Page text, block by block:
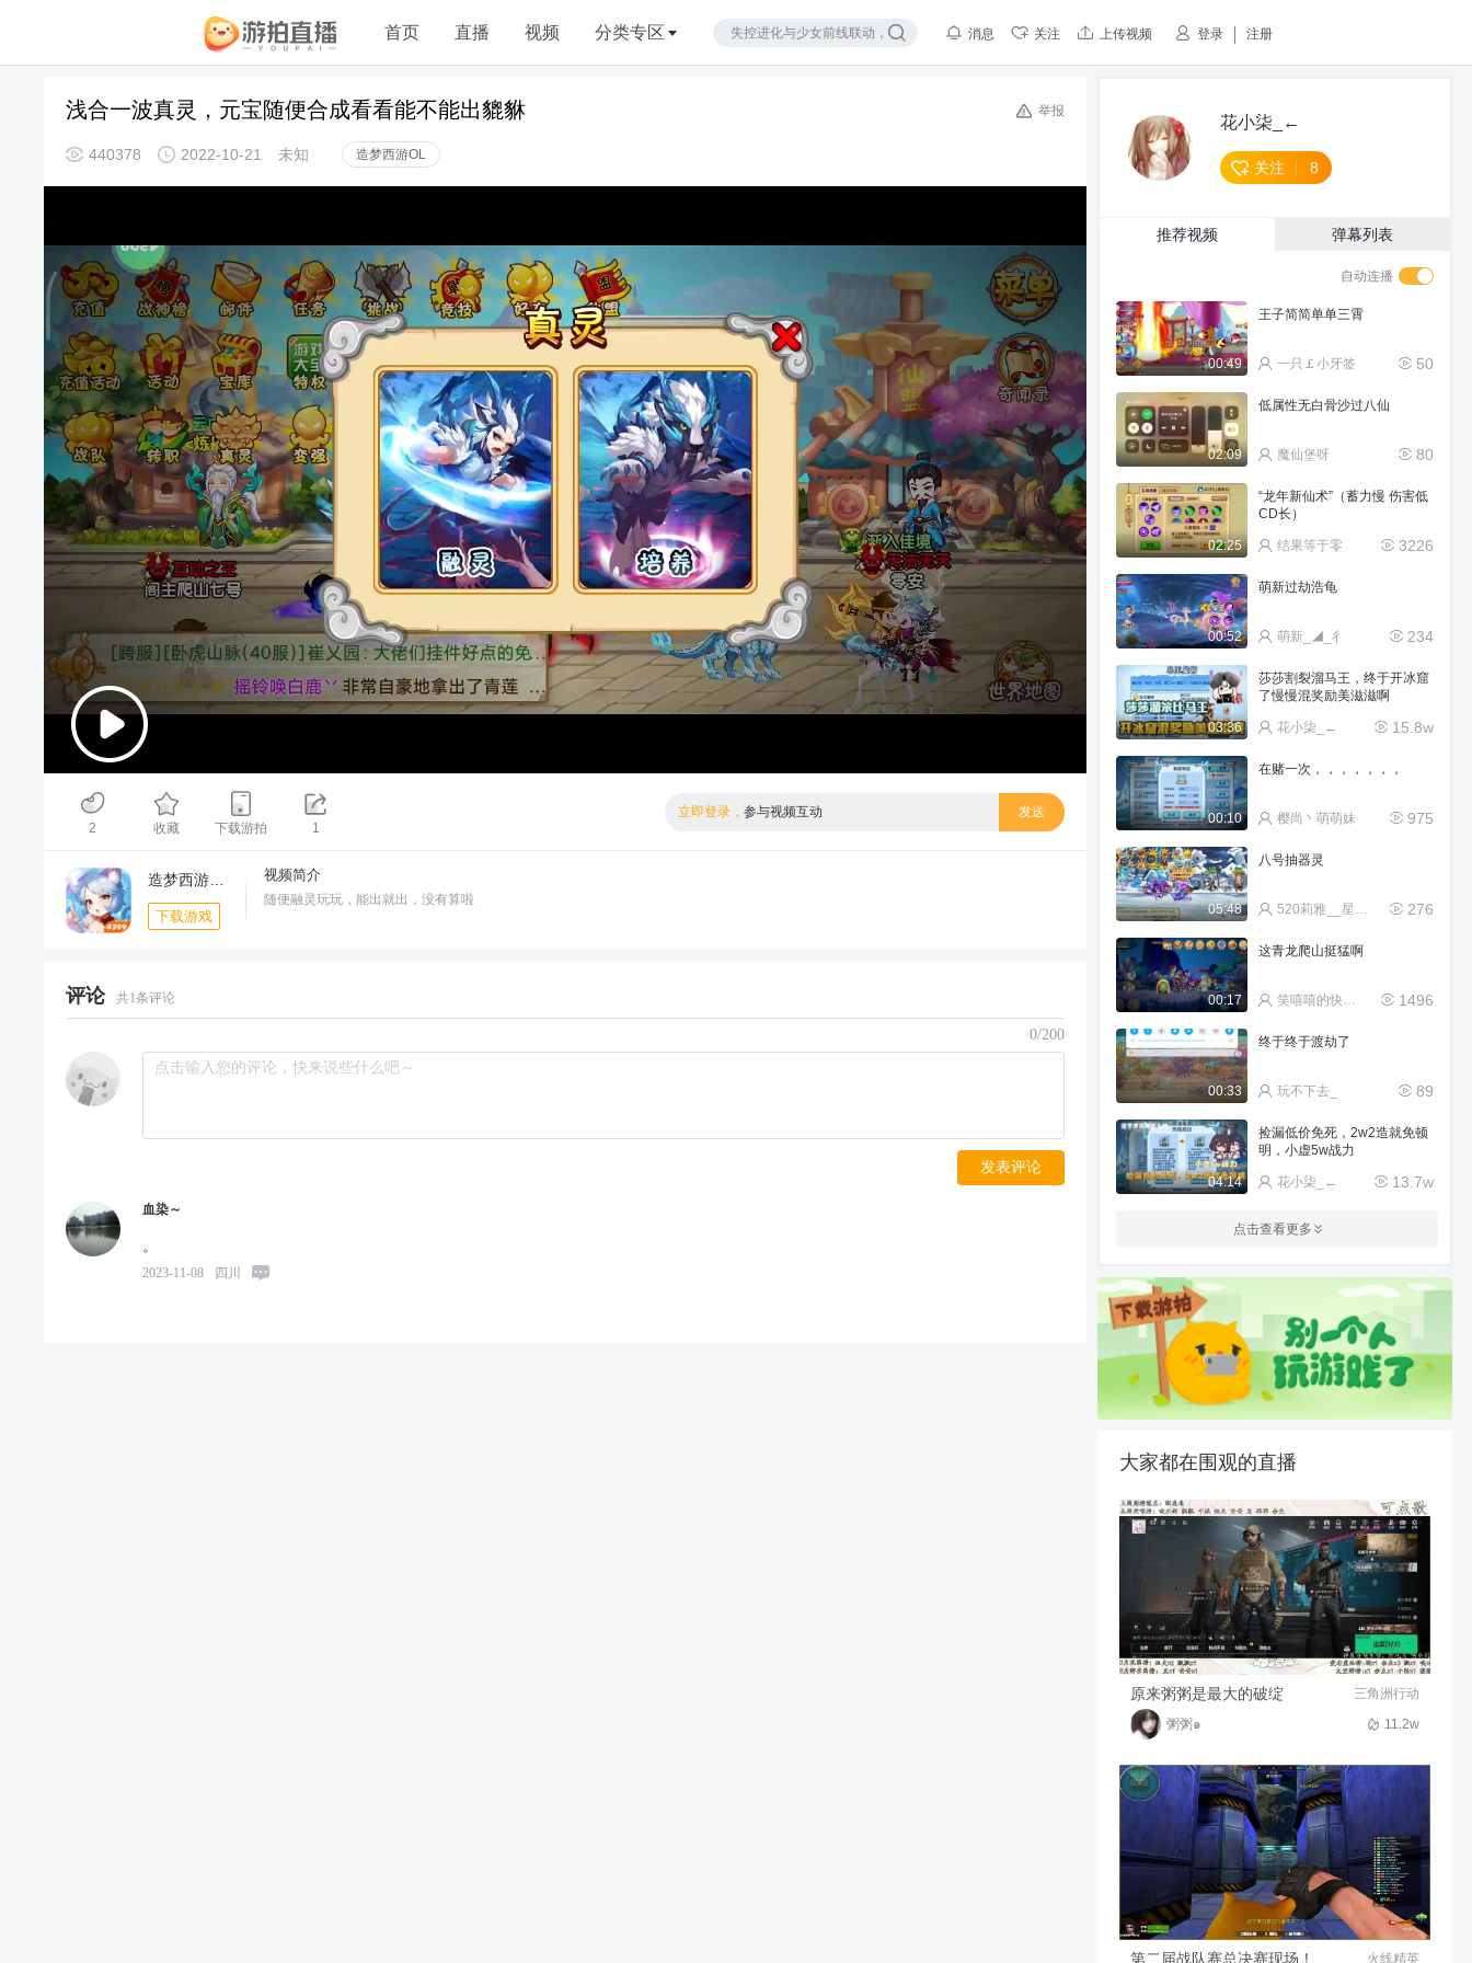
首页 直播 视频 分类专区 登录 注册
消息 关注 上传视频
浅合一波真灵，元宝随便合成看看能不能出貔貅 举报
440378 2022-10-21 未知 造梦西游OL
00:00/03:27 高清
倍数
2
收藏 下载游拍 1
立即登录，参与视频互动 发送
下载游戏
视频简介
随便融灵玩玩，能出就出，没有算啦
评论 共1条评论
0/200
发表评论
血染～
。
2023-11-08 四川
花小柒_←
关注 8
推荐视频 弹幕列表
自动连播
00:49
王子简简单单三霄
50
一只￡小牙签
02:09
低属性无白骨沙过八仙
80
魔仙堡呀
02:25
“龙年新仙术”（蓄力慢 伤害低
CD长）
3226
结果等于零
00:52
萌新过劫浩龟
234
萌新_◢_彳
03:36
莎莎割裂溜马王，终于开冰窟
了慢慢混奖励美滋滋啊
15.8w
花小柒_←
00:10
在赌一次，，，，，，，
975
樱尚丶萌萌妹
05:48
八号抽器灵
276
520莉雅__星汉兴
00:17
这青龙爬山挺猛啊
1496
笑嘻嘻的快乐哥
00:33
终于终于渡劫了
89
玩不下去_
04:14
捡漏低价免死，2w2造就免顿
明，小虚5w战力
13.7w
花小柒_←
噩梦多宝道人
00:43
单玄莎莎也是过噩梦狼了
1304
一方小琴弦
01:09
莎莎刮牛牛
★伟大圣龙阿乔☆
01:13
新手黄金50连抽，蛙趣，这游
戏抽卡什么概率！
6.1w
花小柒_←
02:13
77w莎莎荣耀之战表现，一个
毕业季套装乱杀
5.3w
花小柒_←
点击查看更多
大家都在围观的直播
三角洲行动
原来粥粥是最大的破绽
11.2w
粥粥๑
火线精英
第二届战队赛总决赛现场！